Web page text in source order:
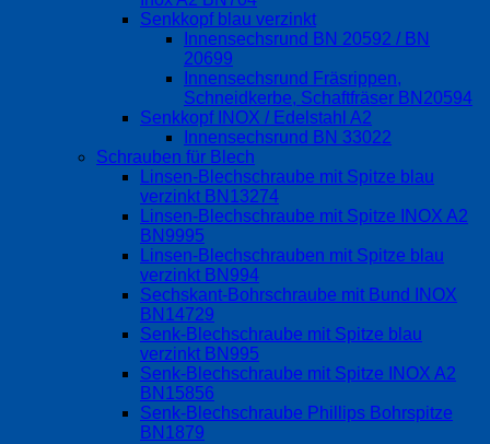
Senkkopf blau verzinkt
Innensechsrund BN 20592 / BN
20699
Innensechsrund Fräsrippen,
Schneidkerbe, Schaftfräser BN20594
Senkkopf INOX / Edelstahl A2
Innensechsrund BN 33022
Schrauben für Blech
Linsen-Blechschraube mit Spitze blau
verzinkt BN13274
Linsen-Blechschraube mit Spitze INOX A2
BN9995
Linsen-Blechschrauben mit Spitze blau
verzinkt BN994
Sechskant-Bohrschraube mit Bund INOX
BN14729
Senk-Blechschraube mit Spitze blau
verzinkt BN995
Senk-Blechschraube mit Spitze INOX A2
BN15856
Senk-Blechschraube Phillips Bohrspitze
BN1879